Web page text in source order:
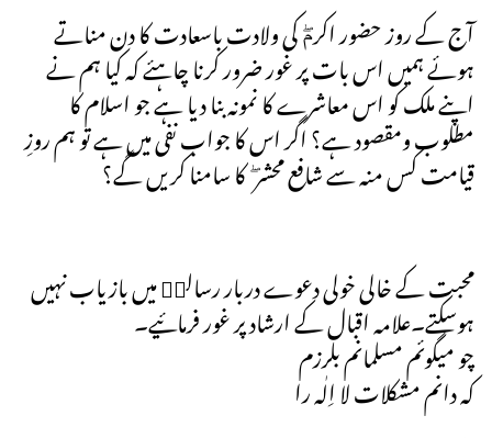
آج کے روز حضور اکرمۖ کی ولادت باسعادت کا دن مناتے
ہوئے ہمیں اس بات پر غور ضرور کرنا چاہئے کہ کیا ہم نے
اپنے ملک کو اس معاشرے کا نمونہ بنا دیا ہے جو اسلام کا
مطلوب ومقصود ہے؟ اگر اس کا جواب نفی میں ہے تو ہم روزِ
قیامت کس منہ سے شافع محشر ۖ کا سامنا کریں گے؟
محبت کے خالی خولی دعوے دربار رسالتۖ میں بازیاب نہیں
ہوسکتے۔علامہ اقبال کے ارشاد پر غور فرمائیے۔
چو میگوئم مسلمانم بلرزم
کہ دانم مشکلات لا اِلٰہ را